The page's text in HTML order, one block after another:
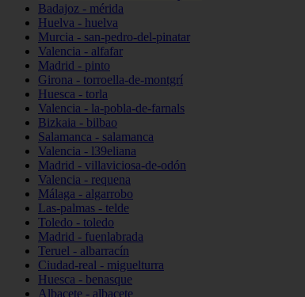
Badajoz - mérida
Huelva - huelva
Murcia - san-pedro-del-pinatar
Valencia - alfafar
Madrid - pinto
Girona - torroella-de-montgrí
Huesca - torla
Valencia - la-pobla-de-farnals
Bizkaia - bilbao
Salamanca - salamanca
Valencia - l39eliana
Madrid - villaviciosa-de-odón
Valencia - requena
Málaga - algarrobo
Las-palmas - telde
Toledo - toledo
Madrid - fuenlabrada
Teruel - albarracín
Ciudad-real - miguelturra
Huesca - benasque
Albacete - albacete